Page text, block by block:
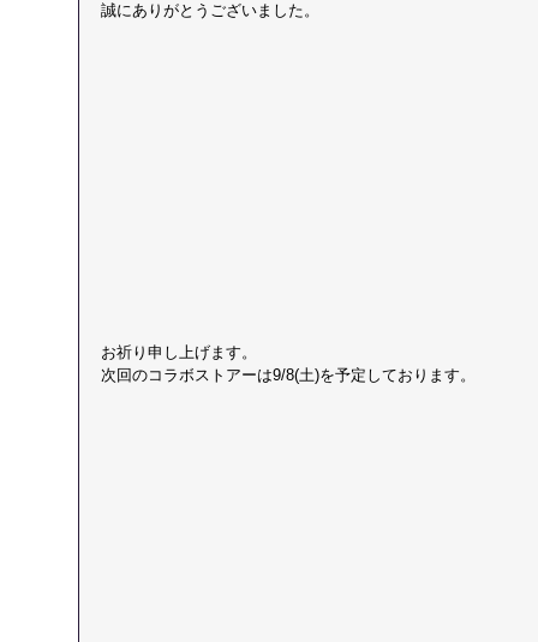
誠にありがとうございました。
お祈り申し上げます。
次回のコラボストアーは9/8(土)を予定しております。